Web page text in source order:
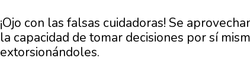
¡Ojo con las falsas cuidadoras! Se
la capacidad de tomar decisiones por sí
extorsionándoles.